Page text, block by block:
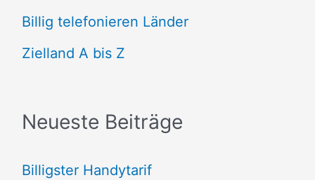
n
n
h
Billig telefonieren Länder
Zielland A bis Z
Neueste Beiträge
Billigster Handytarif